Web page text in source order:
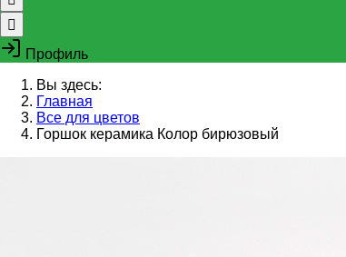
Профиль
Вы здесь:
Главная
Все для цветов
Горшок керамика Колор бирюзовый